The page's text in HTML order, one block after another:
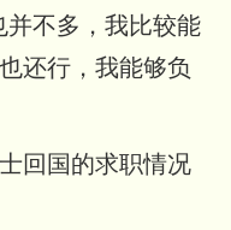
不多，我比较能
还行，我能够负
回国的求职情况